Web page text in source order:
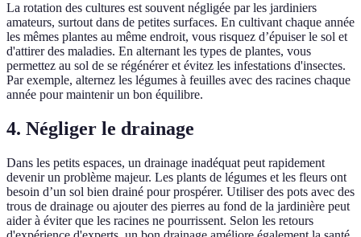
La rotation des cultures est souvent négligée par les jardiniers
amateurs, surtout dans de petites surfaces. En cultivant chaque année
les mêmes plantes au même endroit, vous risquez d’épuiser le sol et
d'attirer des maladies. En alternant les types de plantes, vous
permettez au sol de se régénérer et évitez les infestations d'insectes.
Par exemple, alternez les légumes à feuilles avec des racines chaque
année pour maintenir un bon équilibre.
4. Négliger le drainage
Dans les petits espaces, un drainage inadéquat peut rapidement
devenir un problème majeur. Les plants de légumes et les fleurs ont
besoin d’un sol bien drainé pour prospérer. Utiliser des pots avec des
trous de drainage ou ajouter des pierres au fond de la jardinière peut
aider à éviter que les racines ne pourrissent. Selon les retours